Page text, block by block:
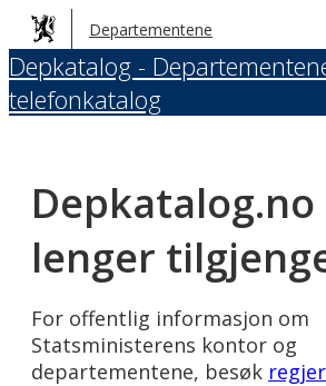
Hopp
til
hovedinnhold
Departementene
Depkatalog -
telefonkatalog
lenger
For offentlig informasjon om
Statsministerens kontor og
departementene, besøk